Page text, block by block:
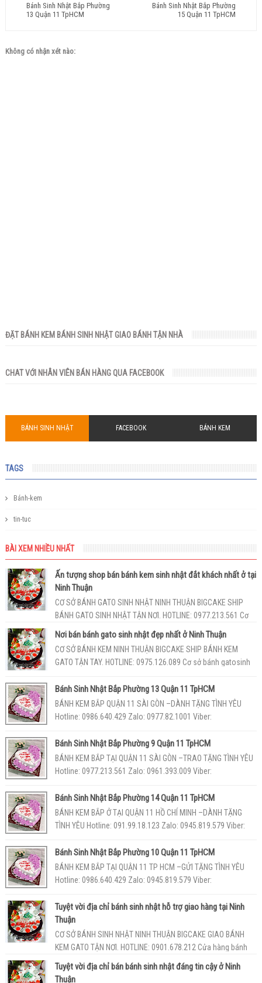
Bánh Sinh Nhật Bắp Phường
15 Quận 11 TpHCM
Bánh Sinh Nhật Bắp Phường
13 Quận 11 TpHCM
Không có nhận xét nào:
ĐẶT BÁNH KEM BÁNH SINH NHẬT GIAO BÁNH TẬN NHÀ
CHAT VỚI NHÂN VIÊN BÁN HÀNG QUA FACEBOOK
BÁNH SINH NHẬT FACEBOOK BÁNH KEM
TAGS
Bánh-kem
tin-tuc
BÀI XEM NHIỀU NHẤT
Ấn tượng shop bán bánh kem sinh nhật đắt khách nhất ở tại
Ninh Thuận
CƠ SỞ BÁNH GATO SINH NHẬT NINH THUẬN BIGCAKE SHIP
BÁNH GATO SINH NHẬT TẬN NƠI. HOTLINE: 0977.213.561 Cơ
Nơi bán bánh gato sinh nhật đẹp nhất ở Ninh Thuận
CƠ SỞ BÁNH KEM NINH THUẬN BIGCAKE SHIP BÁNH KEM
GATO TẬN TAY. HOTLINE: 0975.126.089 Cơ sở bánh gatosinh
Bánh Sinh Nhật Bắp Phường 13 Quận 11 TpHCM
BÁNH KEM BẮP QUẬN 11 SÀI GÒN –DÀNH TẶNG TÌNH YÊU
Hotline: 0986.640.429 Zalo: 0977.82.1001 Viber:
Bánh Sinh Nhật Bắp Phường 9 Quận 11 TpHCM
BÁNH KEM BẮP TẠI QUẬN 11 SÀI GÒN –TRAO TẶNG TÌNH YÊU
Hotline: 0977.213.561 Zalo: 0961.393.009 Viber:
Bánh Sinh Nhật Bắp Phường 14 Quận 11 TpHCM
BÁNH KEM BẮP Ở TẠI QUẬN 11 HỒ CHÍ MINH –DÀNH TẶNG
TÌNH YÊU Hotline: 091.99.18.123 Zalo: 0945.819.579 Viber:
Bánh Sinh Nhật Bắp Phường 10 Quận 11 TpHCM
BÁNH KEM BẮP TẠI QUẬN 11 TP HCM –GỬI TẶNG TÌNH YÊU
Hotline: 0986.640.429 Zalo: 0945.819.579 Viber:
Tuyệt vời địa chỉ bánh sinh nhật hỗ trợ giao hàng tại Ninh
Thuận
CƠ SỞ BÁNH SINH NHẬT NINH THUẬN BIGCAKE GIAO BÁNH
KEM GATO TẬN NƠI. HOTLINE: 0901.678.212 Cửa hàng bánh
kemsinh nhật Ninh Thuận BigCa...
Tuyệt vời địa chỉ bán bánh sinh nhật đáng tin cậy ở Ninh
Thuận